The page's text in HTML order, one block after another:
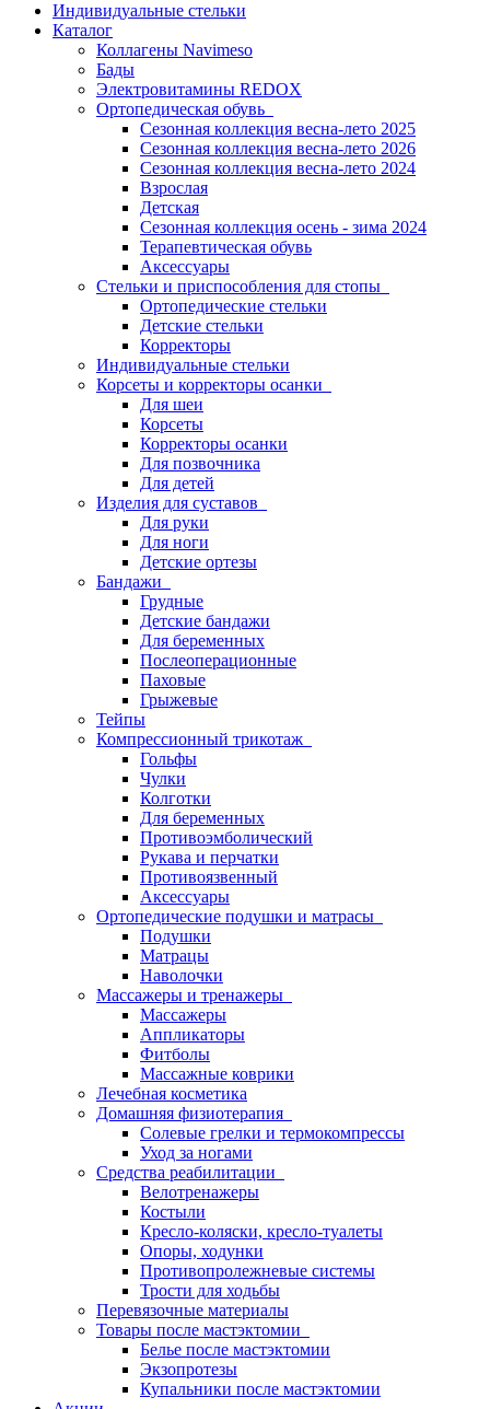
Индивидуальные стельки
Каталог
Коллагены Navimeso
Бады
Электровитамины REDOX
Ортопедическая обувь
Сезонная коллекция весна-лето 2025
Сезонная коллекция весна-лето 2026
Сезонная коллекция весна-лето 2024
Взрослая
Детская
Сезонная коллекция осень - зима 2024
Терапевтическая обувь
Аксессуары
Стельки и приспособления для стопы
Ортопедические стельки
Детские стельки
Корректоры
Индивидуальные стельки
Корсеты и корректоры осанки
Для шеи
Корсеты
Корректоры осанки
Для позвочника
Для детей
Изделия для суставов
Для руки
Для ноги
Детские ортезы
Бандажи
Грудные
Детские бандажи
Для беременных
Послеоперационные
Паховые
Грыжевые
Тейпы
Компрессионный трикотаж
Гольфы
Чулки
Колготки
Для беременных
Противоэмболический
Рукава и перчатки
Противоязвенный
Аксессуары
Ортопедические подушки и матрасы
Подушки
Матрацы
Наволочки
Массажеры и тренажеры
Массажеры
Аппликаторы
Фитболы
Массажные коврики
Лечебная косметика
Домашняя физиотерапия
Солевые грелки и термокомпрессы
Уход за ногами
Средства реабилитации
Велотренажеры
Костыли
Кресло-коляски, кресло-туалеты
Опоры, ходунки
Противопролежневые системы
Трости для ходьбы
Перевязочные материалы
Товары после мастэктомии
Белье после мастэктомии
Экзопротезы
Купальники после мастэктомии